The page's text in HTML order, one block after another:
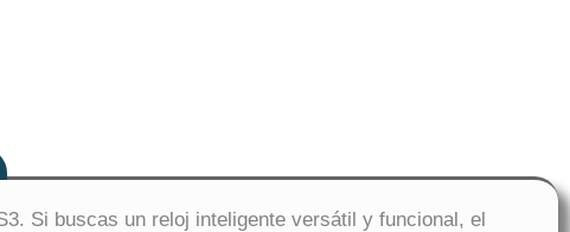
Si buscas un reloj inteligente versátil y funcional, el